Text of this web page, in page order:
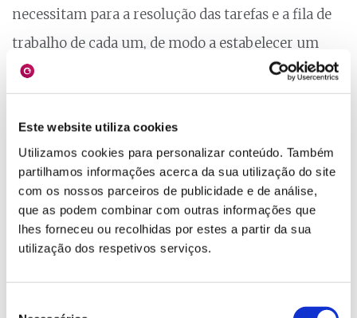
Este website utiliza cookies
Utilizamos cookies para personalizar conteúdo. Também
partilhamos informações acerca da sua utilização do site
com os nossos parceiros de publicidade e de análise,
que as podem combinar com outras informações que
lhes forneceu ou recolhidas por estes a partir da sua
utilização dos respetivos serviços.
necessitam para a resolução das tarefas e a fila de
trabalho de cada um, de modo a estabelecer um
escalonamento rigoroso e plausível.
sistema de informação. Este software deve ser
capaz de registar os tempos gastos por
colaborador em cada tarefa realizada na
organização, apresentar as tarefas a realizar,
identificando as prioridades e estar associado a um
sistema de gestão de processos ou projetos.